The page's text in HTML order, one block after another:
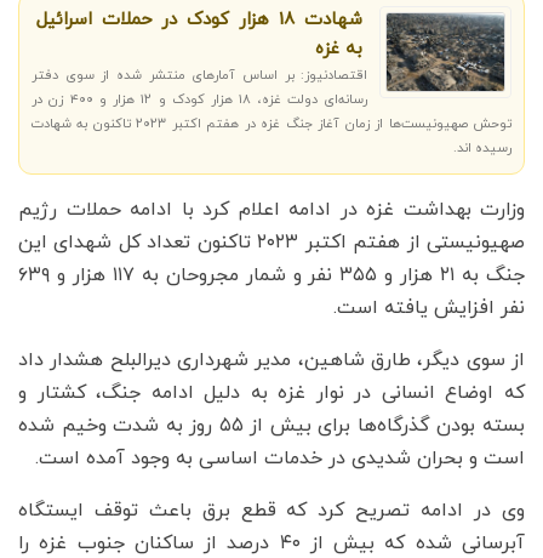
شهادت 18 هزار کودک در حملات اسرائیل
به غزه
اقتصادنیوز: بر اساس آمارهای منتشر شده از سوی دفتر
رسانه‌ای دولت غزه، ۱۸ هزار کودک و ۱۲ هزار و ۴۰۰ زن در
توحش صهیونیست‌ها از زمان آغاز جنگ غزه در هفتم اکتبر ۲۰۲۳ تاکنون به شهادت
رسیده اند.
وزارت بهداشت غزه در ادامه اعلام کرد با ادامه حملات رژیم
صهیونیستی از هفتم اکتبر ۲۰۲۳ تاکنون تعداد کل شهدای این
جنگ به ۲۱ هزار و ۳۵۵ نفر و شمار مجروحان به ۱۱۷ هزار و ۶۳۹
نفر افزایش یافته است.
از سوی دیگر، طارق شاهین، مدیر شهرداری دیرالبلح هشدار داد
که اوضاع انسانی در نوار غزه به دلیل ادامه جنگ، کشتار و
بسته بودن گذرگاه‌ها برای بیش از ۵۵ روز به شدت وخیم شده
است و بحران شدیدی در خدمات اساسی به وجود آمده است.
وی در ادامه تصریح کرد که قطع برق باعث توقف ایستگاه
آبرسانی شده که بیش از ۴۰ درصد از ساکنان جنوب غزه را